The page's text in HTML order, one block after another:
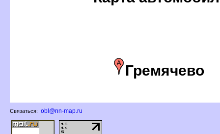
Гремячево
Связаться: obl@nn-map.ru